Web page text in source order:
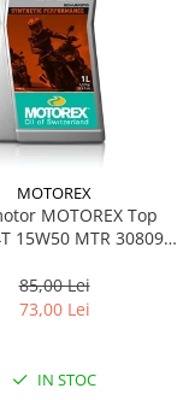
MOTOREX
MOTOREX Top
15W50 MTR 308096
85,00 Lei
73,00 Lei
IN STOC